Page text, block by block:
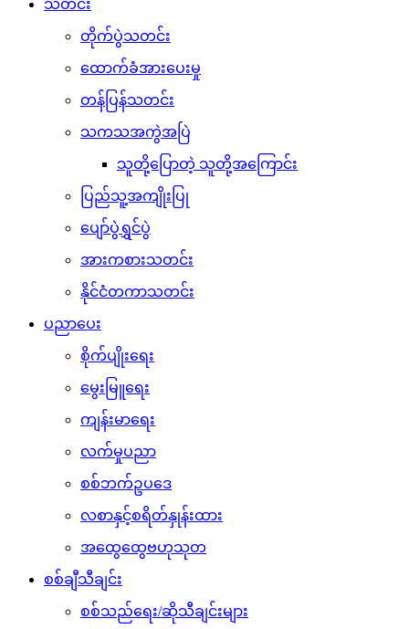
သတင်း
တိုက်ပွဲသတင်း
ထောက်ခံအားပေးမှု
တန်ပြန်သတင်း
သကသအကွဲအပြဲ
သူတို့ပြောတဲ့ သူတို့အကြောင်း
ပြည်သူ့အကျိုးပြု
ပျော်ပွဲရွှင်ပွဲ
အားကစားသတင်း
နိုင်ငံတကာသတင်း
ပညာပေး
စိုက်ပျိုးရေး
မွေးမြူရေး
ကျန်းမာရေး
လက်မှုပညာ
စစ်ဘက်ဥပဒေ
လစာနှင့်စရိတ်နှုန်းထား
အထွေထွေဗဟုသုတ
စစ်ချီသီချင်း
စစ်သည်ရေး/ဆိုသီချင်းများ